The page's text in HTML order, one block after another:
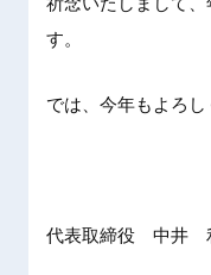
す。
では、今年もよろし
代表取締役 中井